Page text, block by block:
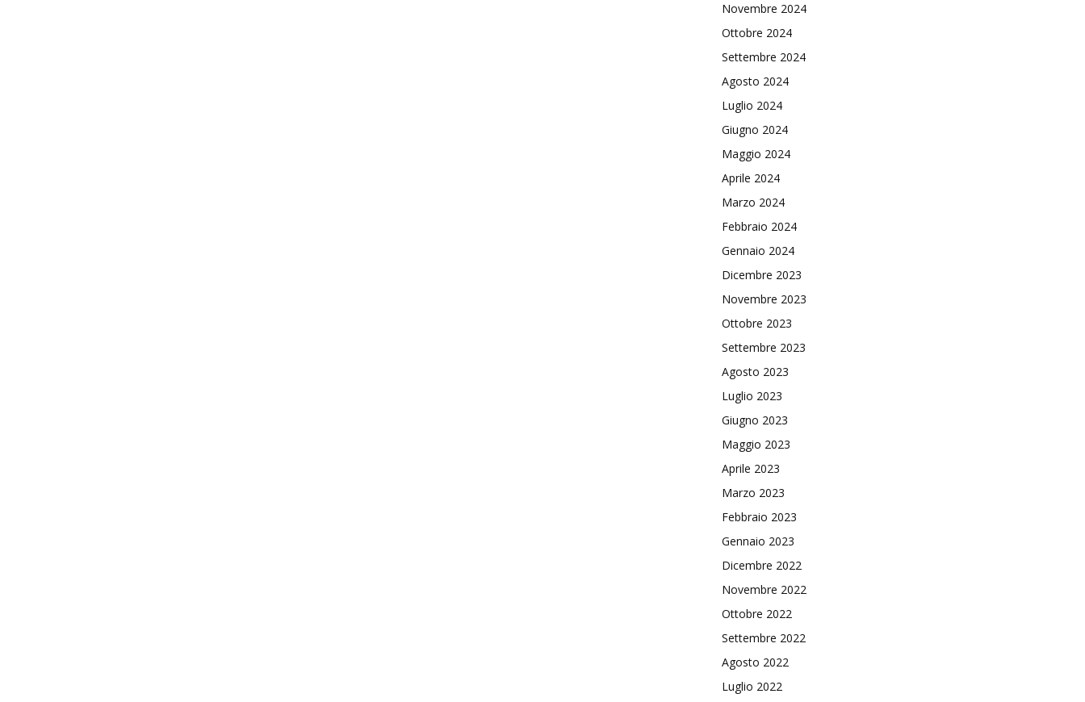
Novembre 2024
Ottobre 2024
Settembre 2024
Agosto 2024
Luglio 2024
Giugno 2024
Maggio 2024
Aprile 2024
Marzo 2024
Febbraio 2024
Gennaio 2024
Dicembre 2023
Novembre 2023
Ottobre 2023
Settembre 2023
Agosto 2023
Luglio 2023
Giugno 2023
Maggio 2023
Aprile 2023
Marzo 2023
Febbraio 2023
Gennaio 2023
Dicembre 2022
Novembre 2022
Ottobre 2022
Settembre 2022
Agosto 2022
Luglio 2022